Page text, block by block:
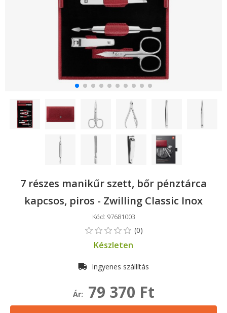
7 részes manikűr szett, bőr pénztárca
kapcsos, piros - Zwilling Classic Inox
Kód: 97681003
Készleten
Ingyenes szállítás
Ár: 79 370 Ft